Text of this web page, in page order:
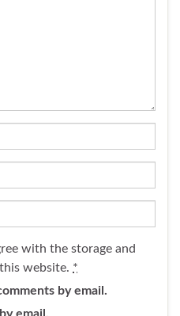
with the storage and
website.*
by email.